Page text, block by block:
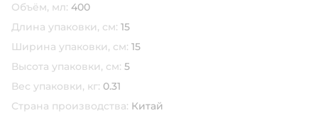
Объём, мл: 400
Длина упаковки, см: 15
Ширина упаковки, см: 15
Высота упаковки, см: 5
Вес упаковки, кг: 0.31
Страна производства: Китай